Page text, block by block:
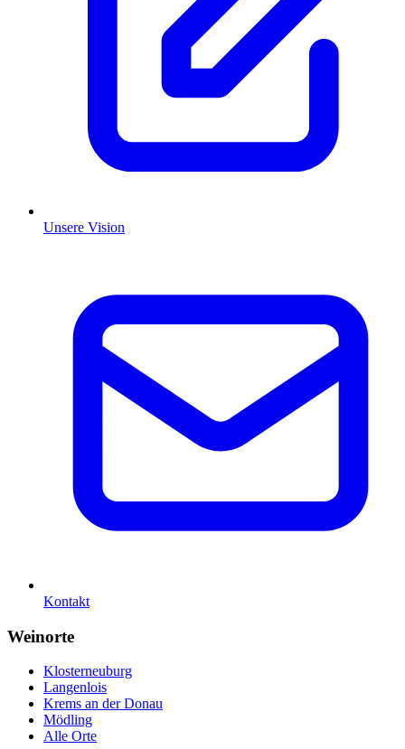
Unsere Vision
Kontakt
Weinorte
Klosterneuburg
Langenlois
Krems an der Donau
Mödling
Alle Orte